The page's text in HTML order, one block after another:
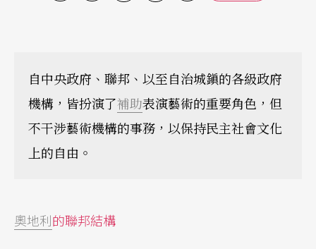
自中央政府、聯邦、以至自治城鎭的各級政府
機構，皆扮演了補助表演藝術的重要角色，但
不干涉藝術機構的事務，以保持民主社會文化
上的自由。
奧地利的聯邦結構